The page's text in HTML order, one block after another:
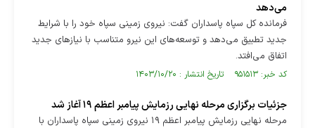
می‌دهد
فرمانده کل سپاه پاسداران گفت: نیروی زمینی سپاه خود را با شرایط
جدید تطبیق می‌دهد و توسعه‌های این نیرو متناسب با نیازهای جدید
اتفاق می‌افتد.
کد خبر: ۹۵۱۵۱۳ تاریخ انتشار : ۱۴۰۳/۱۰/۲۰
جزئیات برگزاری مرحله نهایی رزمایش پیامبر اعظم ۱۹ آغاز شد
مرحله نهایی رزمایش پیامبر اعظم ۱۹ نیروی زمینی سپاه پاسداران با